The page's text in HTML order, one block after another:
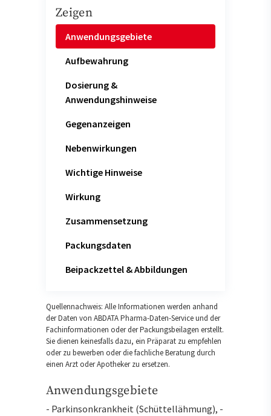
Zeigen
Anwendungsgebiete
Aufbewahrung
Dosierung &
Anwendungshinweise
Gegenanzeigen
Nebenwirkungen
Wichtige Hinweise
Wirkung
Zusammensetzung
Packungsdaten
Beipackzettel & Abbildungen
Quellennachweis: Alle Informationen werden anhand
der Daten von ABDATA Pharma-Daten-Service und der
Fachinformationen oder der Packungsbeilagen erstellt.
Sie dienen keinesfalls dazu, ein Präparat zu empfehlen
oder zu bewerben oder die fachliche Beratung durch
einen Arzt oder Apotheker zu ersetzen.
Anwendungsgebiete
- Parkinsonkrankheit (Schüttellähmung), -